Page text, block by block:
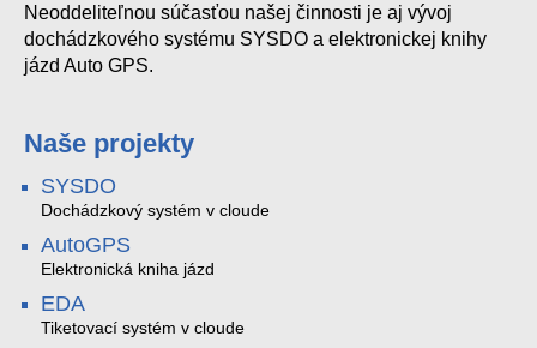
Neoddeliteľnou súčasťou našej činnosti je aj vývoj
dochádzkového systému SYSDO a elektronickej knihy
jázd Auto GPS.
Naše projekty
SYSDO
Dochádzkový systém v cloude
AutoGPS
Elektronická kniha jázd
EDA
Tiketovací systém v cloude